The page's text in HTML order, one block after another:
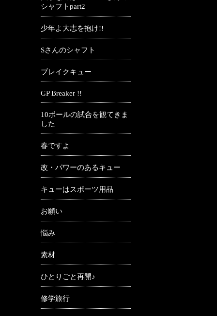
シャフトpart2
少年よ大志を抱け!!
Sさんのシャフト
ブレイクキュー
GP Breaker !!
10ボールの試合を観てきま
した
春ですよ
改・パワーのあるキュー
キューはスポーツ用品
お願い
悩み
素材
ひとりごと再開♪
修学旅行